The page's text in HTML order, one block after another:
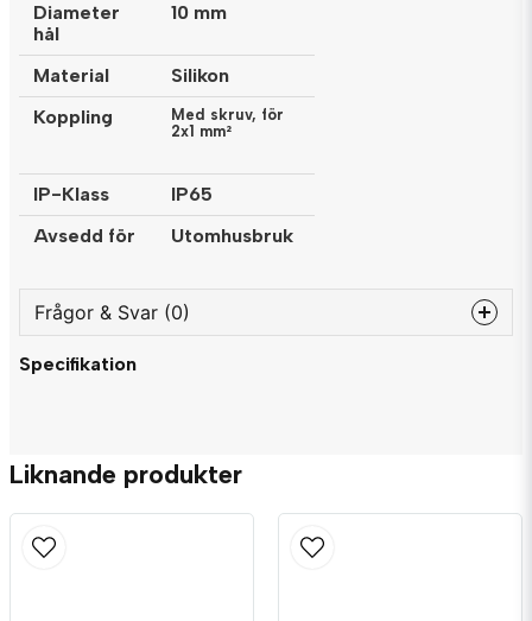
Diameter
hål
10 mm
Material
Silikon
Koppling
Med skruv, för
2x1 mm²
IP-Klass
IP65
Avsedd för
Utomhusbruk
Frågor & Svar (0)
question
Namn
Specifikation
Liknande produkter